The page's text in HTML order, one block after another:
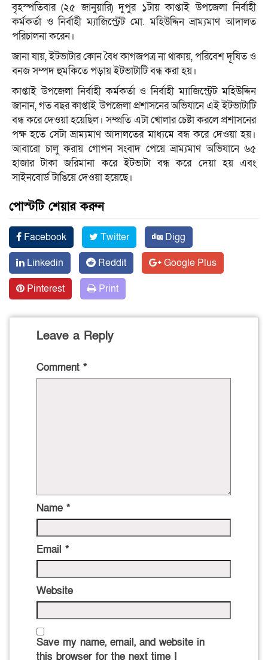
বৃহস্পতিবার (২৫ জানুয়ারি) দুপুর ১টায় কাপ্তাই উপজেলা নির্বাহী
কর্মকর্তা ও নির্বাহী ম্যাজিস্ট্রেট মো. মহিউদ্দিন ভ্রাম্যমাণ আদালত
পরিচালনা করেন।
জানা যায়, ইটভাটার কোন বৈধ কাগজপত্র না থাকায়, পরিবেশ দূষিত ও
বনজ সম্পদ হুমকিতে পড়ায় ইটভাটাটি বন্ধ করা হয়।
কাপ্তাই উপজেলা নির্বাহী কর্মকর্তা ও নির্বাহী ম্যাজিস্ট্রেট মহিউদ্দিন
জানান, গত বছর কাপ্তাই উপজেলা প্রশাসনের অভিযানে এই ইটভাটাটি
বন্ধ করে দেওয়া হয়েছিল। সম্প্রতি এটা খোলার চেষ্টা করলে প্রশাসনের
পক্ষ হতে সেটা ভ্রাম্যমাণ আদালতের মাধ্যমে বন্ধ করে দেওয়া হয়।
আবারো চালু করায় গোপন সংবাদ পেয়ে ভ্রাম্যমাণ অভিযানে ৬৫
হাজার টাকা জরিমানা করে ইটভাটা বন্ধ করে দেয়া হয় এবং
সাইনবোর্ড টাঙিয়ে দেওয়া হয়েছে।
পোস্টটি শেয়ার করুন
Facebook Twitter
Digg
Linkedin
Reddit
Google Plus
Pinterest
Print
Leave a Reply
Comment *
Name *
Email *
Website
Save my name, email, and website in
this browser for the next time I